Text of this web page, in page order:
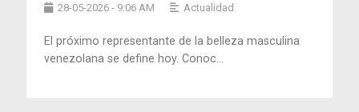
28-05-2026 - 9:06 AM Actualidad
El próximo representante de la belleza masculina
venezolana se define hoy. Conoc...